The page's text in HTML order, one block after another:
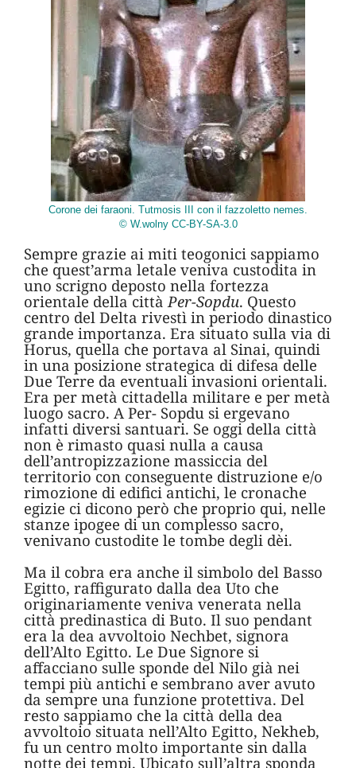
Corone dei faraoni. Tutmosis III con il fazzoletto nemes.
© W.wolny CC-BY-SA-3.0
Sempre grazie ai miti teogonici sappiamo
che quest’arma letale veniva custodita in
uno scrigno deposto nella fortezza
orientale della cittàPer-Sopdu. Questo
centro del Delta rivestì in periodo dinastico
grande importanza. Era situato sulla via di
Horus, quella che portava al Sinai, quindi
in una posizione strategica di difesa delle
Due Terre da eventuali invasioni orientali.
Era per metà cittadella militare e per metà
luogo sacro. A Per- Sopdu si ergevano
infatti diversi santuari. Se oggi della città
non è rimasto quasi nulla a causa
dell’antropizzazione massiccia del
territorio con conseguente distruzione e/o
rimozione di edifici antichi, le cronache
egizie ci dicono però che proprio qui, nelle
stanze ipogee di un complesso sacro,
venivano custodite le tombe degli dèi.
Ma il cobra era anche il simbolo del Basso
Egitto, raffigurato dalla dea Uto che
originariamente veniva venerata nella
città predinastica di Buto. Il suo pendant
era la dea avvoltoio Nechbet, signora
dell’Alto Egitto. Le Due Signore si
affacciano sulle sponde del Nilo già nei
tempi più antichi e sembrano aver avuto
da sempre una funzione protettiva. Del
resto sappiamo che la città della dea
avvoltoio situata nell’Alto Egitto, Nekheb,
fu un centro molto importante sin dalla
notte dei tempi. Ubicato sull’altra sponda